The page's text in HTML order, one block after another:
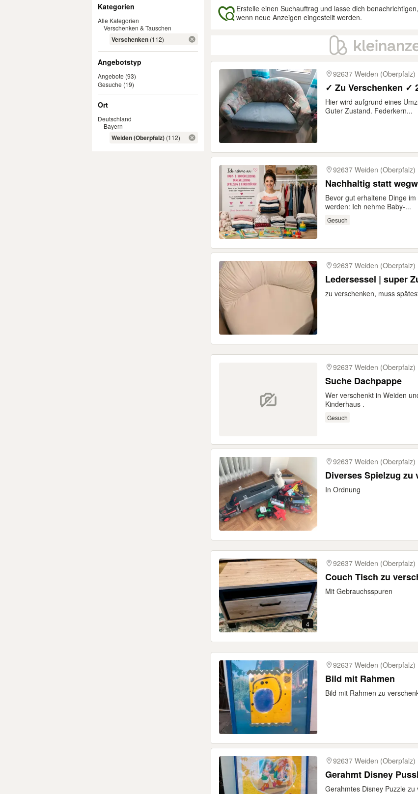
Kategorien
Alle Kategorien
Verschenken & Tauschen
Verschenken (112)
Angebotstyp
Angebote (93)
Gesuche (19)
Ort
Deutschland
Bayern
Weiden (Oberpfalz) (112)
Erstelle einen Suchauftrag und lasse dich benachrichtigen,
wenn neue Anzeigen eingestellt werden.
Ergebnisse
92637 Weiden (Oberpfalz)
✓ Zu Verschenken ✓
Hier wird aufgrund eines
Guter Zustand. Federkern...
92637 Weiden (Oberpfalz)
Nachhaltig statt
Bevor gut erhaltene Dinge
werden: Ich nehme Baby-...
Gesuch
92637 Weiden (Oberpfalz)
Ledersessel | super
zu verschenken, muss
92637 Weiden (Oberpfalz)
Suche Dachpappe
Wer verschenkt in Weiden
Kinderhaus .
Gesuch
92637 Weiden (Oberpfalz)
Diverses Spielzug zu
In Ordnung
4
92637 Weiden (Oberpfalz)
Couch Tisch zu
Mit Gebrauchsspuren
92637 Weiden (Oberpfalz)
Bild mit Rahmen
Bild mit Rahmen zu
92637 Weiden (Oberpfalz)
Gerahmt Disney
Gerahmtes Disney Puzzle